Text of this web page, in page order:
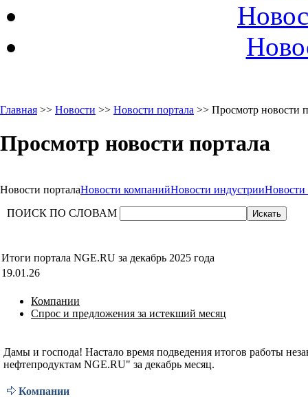
Главная >> Новости >> Новости портала >> Просмотр новости
Просмотр новости портала
Новости порталаНовости компанийНовости индустрииНовости
ПОИСК ПО СЛОВАМ
Итоги портала NGE.RU за декабрь 2025 года
19.01.26
Компании
Спрос и предложения за истекший месяц
Дамы и господа! Настало время подведения итогов работы
нефтепродуктам NGE.RU" за декабрь месяц.
Компании